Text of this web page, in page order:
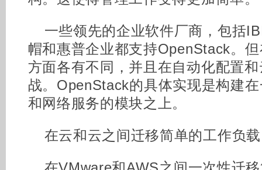
一些领先的企业软件厂商，包括
帽和惠普企业都支持OpenStack。
方面各有不同，并且在自动化配置
战。OpenStack的具体实现是构建
和网络服务的模块之上。
在云和云之间迁移简单的工作负载